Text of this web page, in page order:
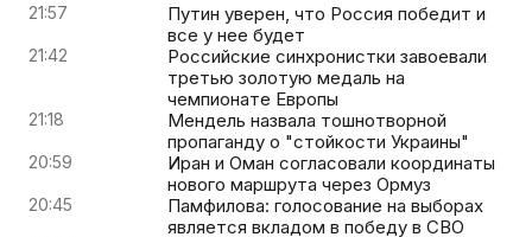
21:57
Путин уверен, что Россия победит и
все у нее будет
21:42
Российские синхронистки завоевали
третью золотую медаль на
чемпионате Европы
21:18
Мендель назвала тошнотворной
пропаганду о "стойкости Украины"
20:59
Иран и Оман согласовали координаты
нового маршрута через Ормуз
20:45
Памфилова: голосование на выборах
является вкладом в победу в СВО